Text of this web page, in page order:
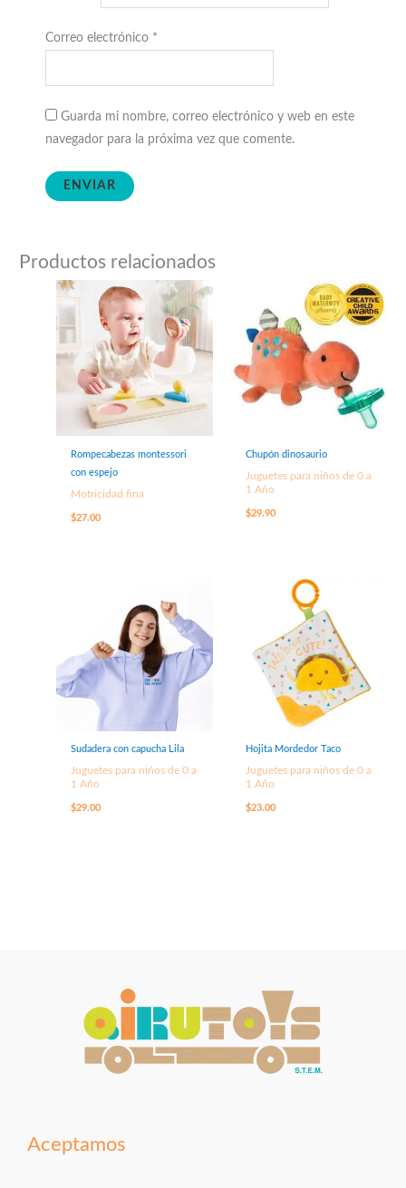
Correo electrónico *
Guarda mi nombre, correo electrónico y web en este
navegador para la próxima vez que comente.
Productos relacionados
Rompecabezas montessori
con espejo
Motricidad fina
$27.00
Chupón dinosaurio
Juguetes para niños de 0 a
1 Año
$29.90
Sudadera con capucha Lila
Juguetes para niños de 0 a
1 Año
$29.00
Hojita Mordedor Taco
Juguetes para niños de 0 a
1 Año
$23.00
Aceptamos